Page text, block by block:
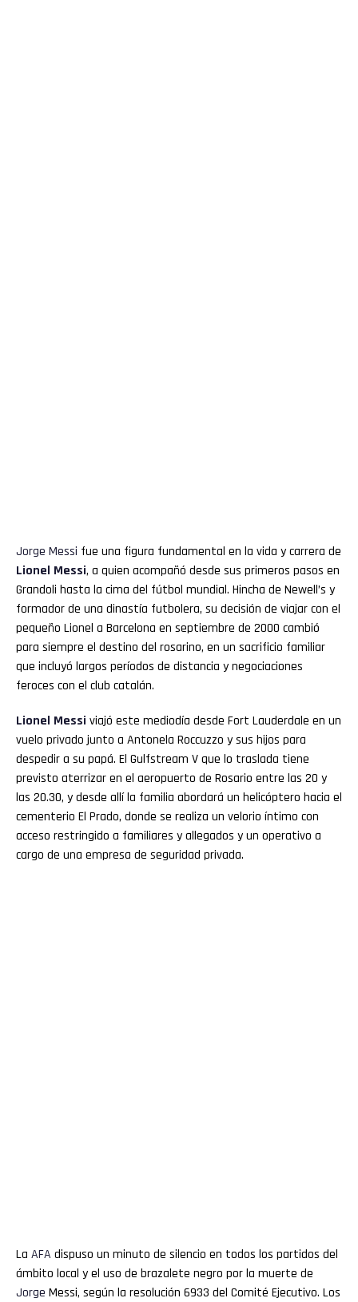
Jorge Messi fue una figura fundamental en la vida y carrera de
Lionel Messi, a quien acompañó desde sus primeros pasos en
Grandoli hasta la cima del fútbol mundial. Hincha de Newell’s y
formador de una dinastía futbolera, su decisión de viajar con el
pequeño Lionel a Barcelona en septiembre de 2000 cambió
para siempre el destino del rosarino, en un sacrificio familiar
que incluyó largos períodos de distancia y negociaciones
feroces con el club catalán.
Lionel Messi viajó este mediodía desde Fort Lauderdale en un
vuelo privado junto a Antonela Roccuzzo y sus hijos para
despedir a su papá. El Gulfstream V que lo traslada tiene
previsto aterrizar en el aeropuerto de Rosario entre las 20 y
las 20.30, y desde allí la familia abordará un helicóptero hacia el
cementerio El Prado, donde se realiza un velorio íntimo con
acceso restringido a familiares y allegados y un operativo a
cargo de una empresa de seguridad privada.
La AFA dispuso un minuto de silencio en todos los partidos del
ámbito local y el uso de brazalete negro por la muerte de
Jorge Messi, según la resolución 6933 del Comité Ejecutivo. Los